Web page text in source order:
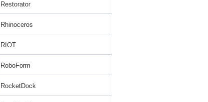
Restorator
Rhinoceros
RIOT
RoboForm
RocketDock